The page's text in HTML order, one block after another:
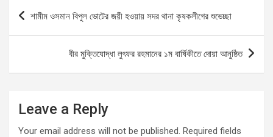
b
o
A
p
p
n
g
er
Post
শামীম ওসমান বিপুল ভোটের জয়ী হওয়ায় সদর থানা কৃষকলীগের শুভেচ্ছা
বীর মুক্তিযোদ্ধা লুৎফর রহমানের ১ম বার্ষিকীতে দোয়া আনুষ্ঠিত
Leave a Reply
Your email address will not be published. Required fields